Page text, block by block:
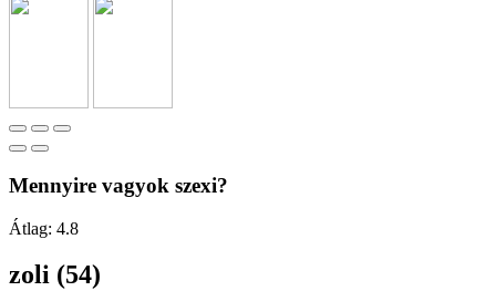
Mennyire vagyok szexi?
Átlag: 4.8
zoli (54)